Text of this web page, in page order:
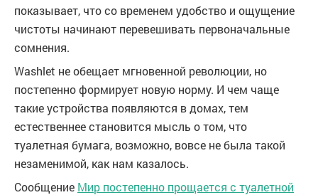
показывает, что со временем удобство и ощущение
чистоты начинают перевешивать первоначальные
сомнения.
Washlet не обещает мгновенной революции, но
постепенно формирует новую норму. И чем чаще
такие устройства появляются в домах, тем
естественнее становится мысль о том, что
туалетная бумага, возможно, вовсе не была такой
незаменимой, как нам казалось.
Сообщение Мир постепенно прощается с туалетной